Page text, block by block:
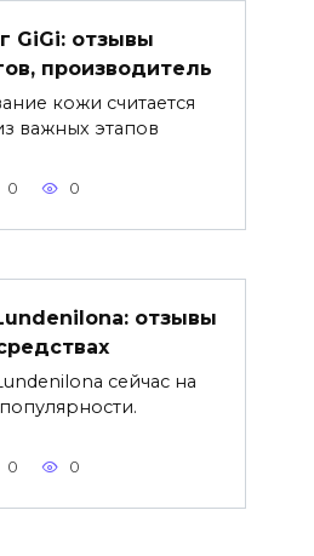
GiGi: отзывы
производитель
кожи считается
важных этапов
0 0
отзывы
сейчас на
0 0